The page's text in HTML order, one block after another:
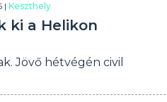
|Keszthely
ki a Helikon
Jövő hétvégén civil